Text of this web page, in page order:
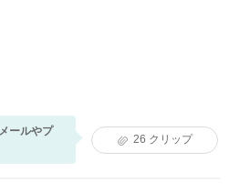
ールやプ
26 クリップ